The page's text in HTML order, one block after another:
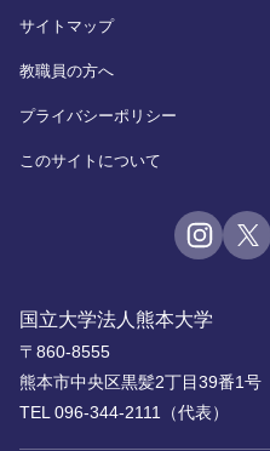
国立大学法人熊本大学
〒860-8555
熊本市中央区黒髪2丁目39番1号
TEL 096-344-2111（代表）
サイトマップ
教職員の方へ
プライバシーポリシー
このサイトについて